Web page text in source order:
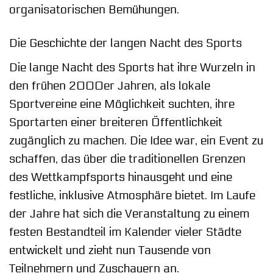
organisatorischen Bemühungen.
Die Geschichte der langen Nacht des Sports
Die lange Nacht des Sports hat ihre Wurzeln in
den frühen 2000er Jahren, als lokale
Sportvereine eine Möglichkeit suchten, ihre
Sportarten einer breiteren Öffentlichkeit
zugänglich zu machen. Die Idee war, ein Event zu
schaffen, das über die traditionellen Grenzen
des Wettkampfsports hinausgeht und eine
festliche, inklusive Atmosphäre bietet. Im Laufe
der Jahre hat sich die Veranstaltung zu einem
festen Bestandteil im Kalender vieler Städte
entwickelt und zieht nun Tausende von
Teilnehmern und Zuschauern an.